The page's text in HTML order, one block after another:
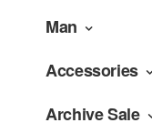
Man
Accessories
Archive Sale